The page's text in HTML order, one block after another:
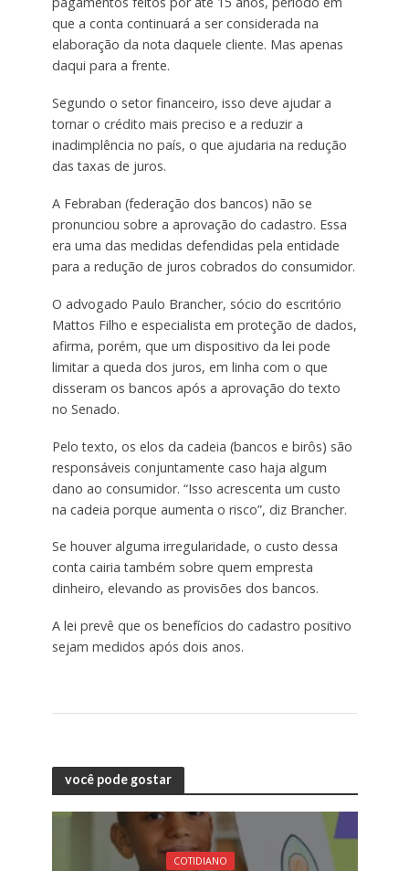
que a conta continuará a ser considerada na
elaboração da nota daquele cliente. Mas apenas
daqui para a frente.
Segundo o setor financeiro, isso deve ajudar a
tornar o crédito mais preciso e a reduzir a
inadimplência no país, o que ajudaria na redução
das taxas de juros.
A Febraban (federação dos bancos) não se
pronunciou sobre a aprovação do cadastro. Essa
era uma das medidas defendidas pela entidade
para a redução de juros cobrados do consumidor.
O advogado Paulo Brancher, sócio do escritório
Mattos Filho e especialista em proteção de dados,
afirma, porém, que um dispositivo da lei pode
limitar a queda dos juros, em linha com o que
disseram os bancos após a aprovação do texto
no Senado.
Pelo texto, os elos da cadeia (bancos e birôs) são
responsáveis conjuntamente caso haja algum
dano ao consumidor. “Isso acrescenta um custo
na cadeia porque aumenta o risco”, diz Brancher.
Se houver alguma irregularidade, o custo dessa
conta cairia também sobre quem empresta
dinheiro, elevando as provisões dos bancos.
A lei prevê que os benefícios do cadastro positivo
sejam medidos após dois anos.
você pode gostar
COTIDIANO